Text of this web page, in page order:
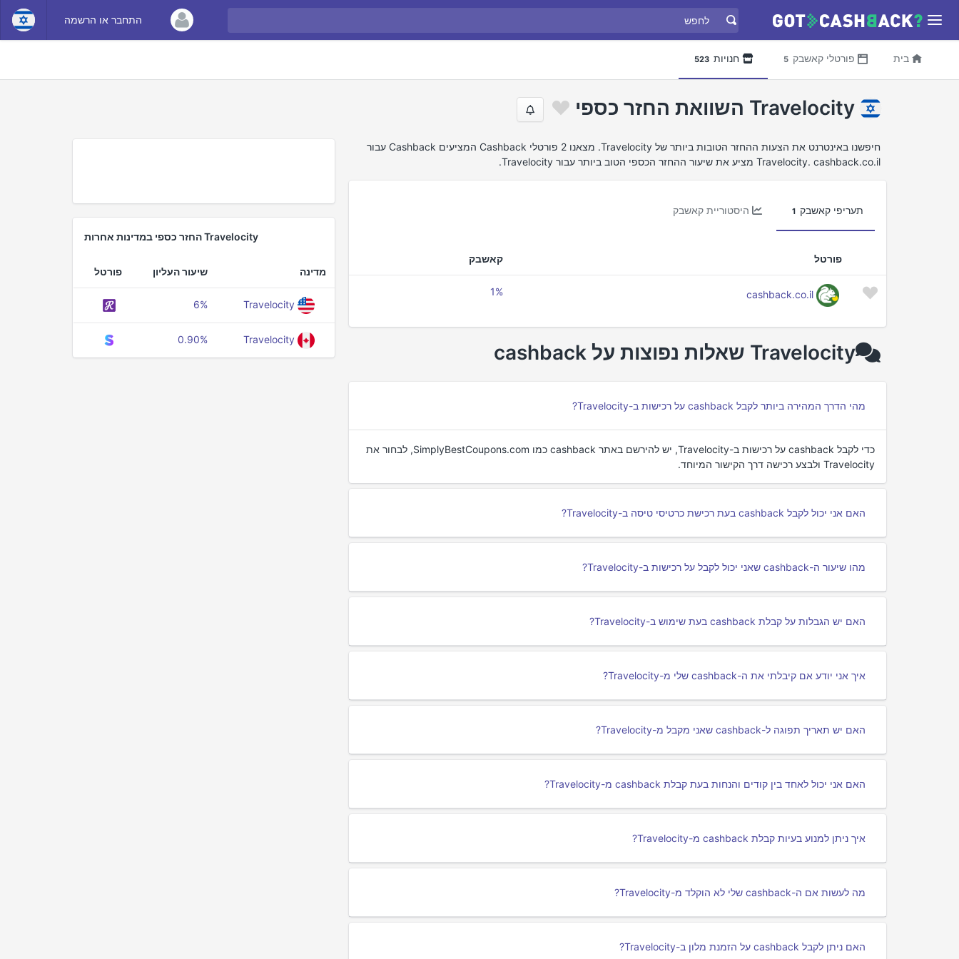
התחבר או הרשמה
בית פורטלי קאשבק 5 חנויות 523
Travelocity השוואת החזר כספי
חיפשנו באינטרנט את הצעות ההחזר הטובות ביותר של Travelocity. מצאנו 2 פורטלי Cashback המציעים Cashback עבור
Travelocity. cashback.co.il מציע את שיעור ההחזר הכספי הטוב ביותר עבור Travelocity.
תעריפי קאשבק 1 היסטוריית קאשבק
פורטל קאשבק
cashback.co.il
1%
Travelocity שאלות נפוצות על cashback
מהי הדרך המהירה ביותר לקבל cashback על רכישות ב-Travelocity?
כדי לקבל cashback על רכישות ב-Travelocity, יש להירשם באתר cashback כמו SimplyBestCoupons.com, לבחור את
Travelocity ולבצע רכישה דרך הקישור המיוחד.
האם אני יכול לקבל cashback בעת רכישת כרטיסי טיסה ב-Travelocity?
מהו שיעור ה-cashback שאני יכול לקבל על רכישות ב-Travelocity?
האם יש הגבלות על קבלת cashback בעת שימוש ב-Travelocity?
איך אני יודע אם קיבלתי את ה-cashback שלי מ-Travelocity?
האם יש תאריך תפוגה ל-cashback שאני מקבל מ-Travelocity?
האם אני יכול לאחד בין קודים והנחות בעת קבלת cashback מ-Travelocity?
איך ניתן למנוע בעיות קבלת cashback מ-Travelocity?
מה לעשות אם ה-cashback שלי לא הוקלד מ-Travelocity?
האם ניתן לקבל cashback על הזמנת מלון ב-Travelocity?
Travelocity החזר כספי במדינות אחרות
מדינה שיעור העליון פורטל
Travelocity
6%
Travelocity
0.90%